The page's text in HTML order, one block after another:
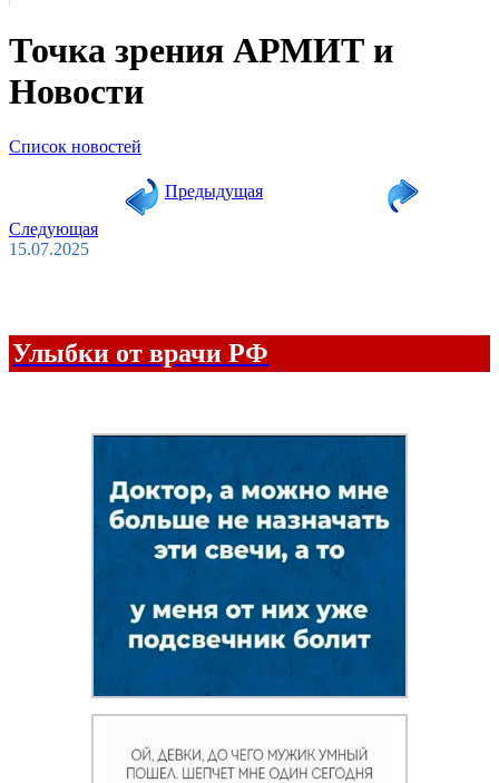
Точка зрения АРМИТ и
Новости
Список новостей
Предыдущая
Следующая
15.07.2025
Улыбки от врачи РФ